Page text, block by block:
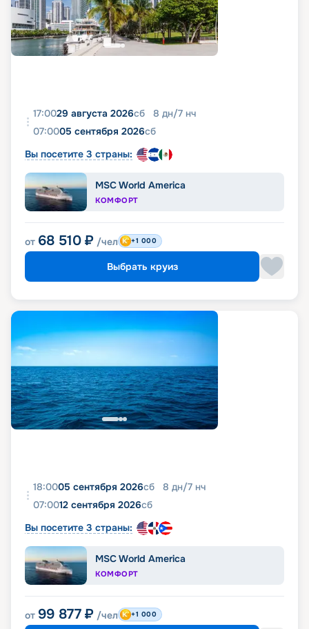
17:0029 августа 2026сб 8 дн/7 нч
07:0005 сентября 2026сб
Вы посетите 3 страны:
MSC World America
КОМФОРТ
от 68 510 ₽ /чел +1 000
Выбрать круиз
18:0005 сентября 2026сб 8 дн/7 нч
07:0012 сентября 2026сб
Вы посетите 3 страны:
MSC World America
КОМФОРТ
от 99 877 ₽ /чел +1 000